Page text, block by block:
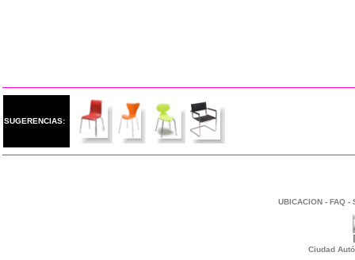
SUGERENCIAS:
UBICACION - FAQ-
Ciudad